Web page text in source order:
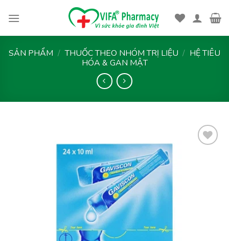
SẢN PHẨM / THUỐC THEO NHÓM TRỊ LIỆU / HỆ TIÊU
HÓA & GAN MẬT